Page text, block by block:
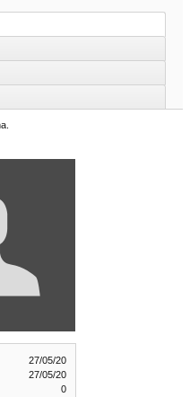
27/05/20
27/05/20
0